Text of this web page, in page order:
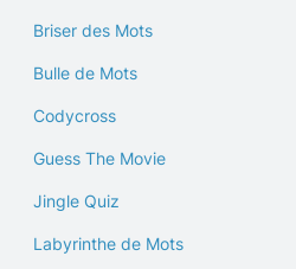
Briser des Mots
Bulle de Mots
Codycross
Guess The Movie
Jingle Quiz
Labyrinthe de Mots